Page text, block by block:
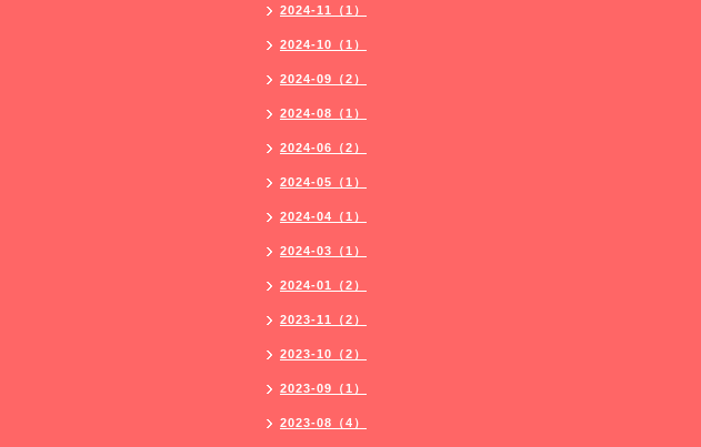
2024-11（1）
2024-10（1）
2024-09（2）
2024-08（1）
2024-06（2）
2024-05（1）
2024-04（1）
2024-03（1）
2024-01（2）
2023-11（2）
2023-10（2）
2023-09（1）
2023-08（4）